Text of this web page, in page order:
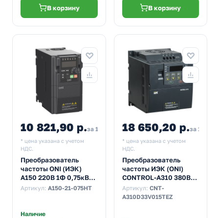
В корзину В корзину
10 821,90 р.за 1 шт
* цена указана с учетом
НДС.
Преобразователь
частоты ONI (ИЭК)
A150 220В 1Ф 0,75кВт
5А встроенный
Артикул: A150-21-075HT
Наличие
18 650,20 р.за 1 шт
* цена указана с учетом
НДС.
Преобразователь
частоты ИЭК (ONI)
CONTROL-A310 380В
3Ф 15 kW 37A
Артикул: CNT-
A310D33V015TEZ